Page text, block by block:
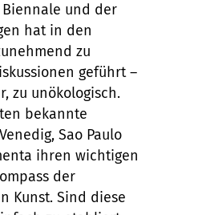
Biennale und der
hat in den
zu
geführt –
zu unökologisch.
bekannte
Sao Paulo
ihren wichtigen
der
Kunst. Sind diese